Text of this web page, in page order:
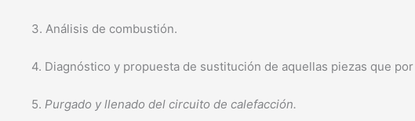
3. Análisis de combustión.
4. Diagnóstico y propuesta de sustitución de aquellas piezas que
5. Purgado y llenado del circuito de calefacción.